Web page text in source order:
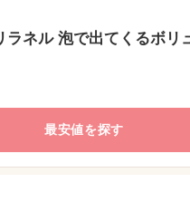
ラネル 泡で出てくるボリ
最安値を探す